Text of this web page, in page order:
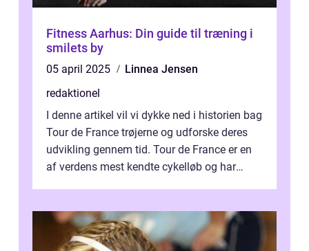
Fitness Aarhus: Din guide til træning i
smilets by
05 april 2025
Linnea Jensen
redaktionel
I denne artikel vil vi dykke ned i historien bag
Tour de France trøjerne og udforske deres
udvikling gennem tid. Tour de France er en
af verdens mest kendte cykelløb og har